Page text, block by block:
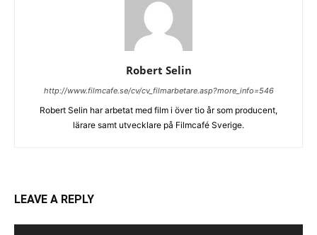
Robert Selin
http://www.filmcafe.se/cv/cv_filmarbetare.asp?more_info=546
Robert Selin har arbetat med film i över tio år som producent,
lärare samt utvecklare på Filmcafé Sverige.
LEAVE A REPLY